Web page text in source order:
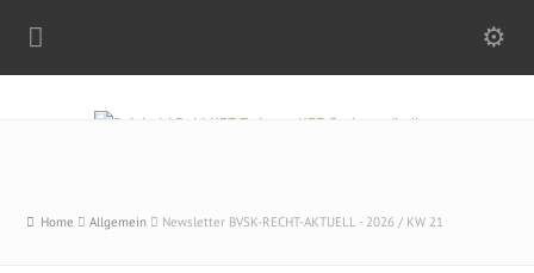
Home Allgemein Newsletter BVSK-RECHT-AKTUELL - 2026 / KW 21